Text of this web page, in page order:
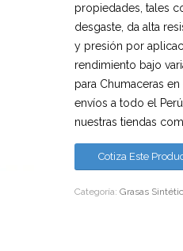
propiedades, tales
desgaste, da alta
y presión por
rendimiento bajo
para Chumaceras
envíos a todo el
nuestras tiendas
Cotiza Este
Categoría: Grasas